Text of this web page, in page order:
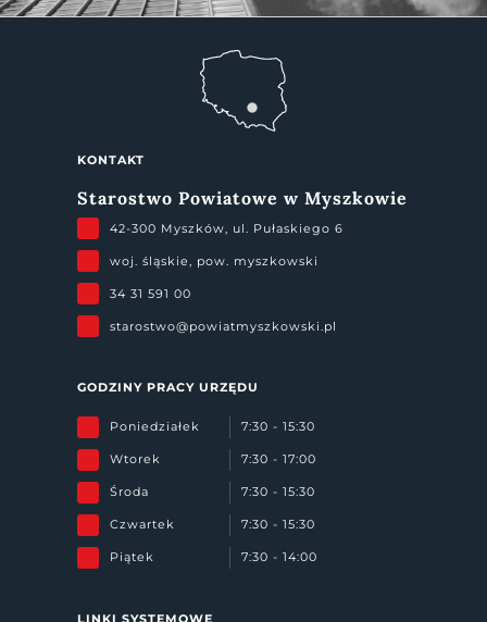
KONTAKT
Starostwo Powiatowe w Myszkowie
42-300 Myszków, ul. Pułaskiego 6
woj. śląskie, pow. myszkowski
34 31 591 00
starostwo@powiatmyszkowski.pl
GODZINY PRACY URZĘDU
Poniedziałek 7:30 - 15:30
Wtorek 7:30 - 17:00
Środa 7:30 - 15:30
Czwartek 7:30 - 15:30
Piątek 7:30 - 14:00
LINKI SYSTEMOWE